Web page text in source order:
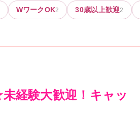
WワークOK2 30歳以上歓迎2
経験大歓迎！キャッ